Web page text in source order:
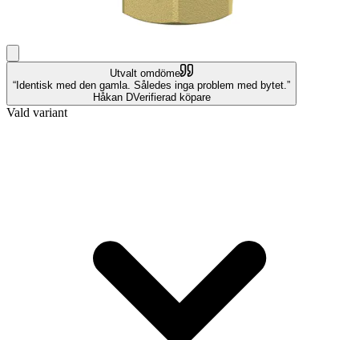
Utvalt omdöme
Identisk med den gamla. Således inga problem med bytet.
Håkan DVerifierad köpare
Vald variant